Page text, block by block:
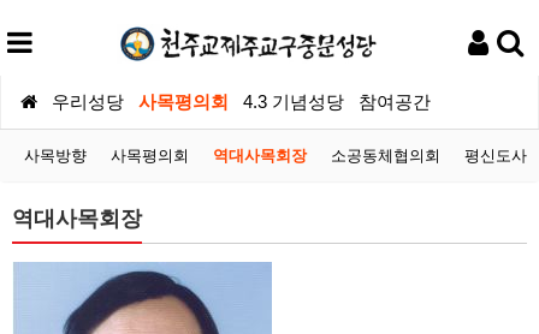
우리성당 사목평의회 4.3 기념성당 참여공간
사목방향 사목평의회 역대사목회장 소공동체협의회 평신도사
역대사목회장